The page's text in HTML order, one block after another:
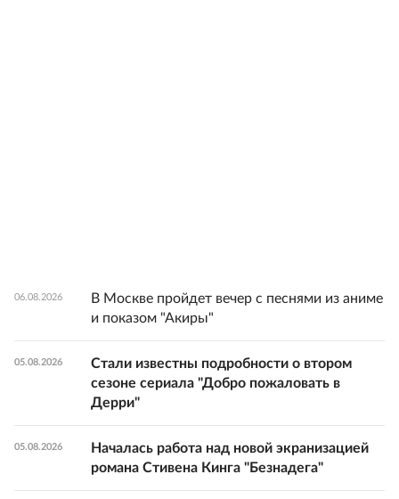
06.08.2026
В Москве пройдет вечер с песнями из аниме
и показом "Акиры"
05.08.2026
Стали известны подробности о втором
сезоне сериала "Добро пожаловать в
Дерри"
05.08.2026
Началась работа над новой экранизацией
романа Стивена Кинга "Безнадега"